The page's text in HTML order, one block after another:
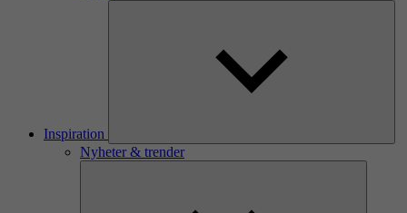
Inspiration
Nyheter & trender